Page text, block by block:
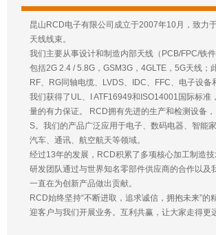
昆山RCD电子有限公司成立于2007年10月，致力
天线线束。
我们主要从事设计和制造内部天线（PCB/FPC/铁
包括2G 2.4 / 5.8G，GSM3G，4GLTE，5G天线；
RF、RG同轴电缆、LVDS、IDC、FFC、电子设备
我们获得了UL、I ATF16949和ISO14001国际标准
量的有力保证。 RCD拥有先进的生产和检测设备
S。我们的产品广泛应用于电子、数码电器、智能家
汽车、通讯、航空航天等领域。
经过13年的发展，RCD积累了多项核心加工制造
研发团队通过与世界知名零部件供应商的合作以及
一直在为创新产品做出贡献。
RCD始终坚持“不断进取，追求诚信，拥抱未来”的
迎客户与我们开展业务。互利共赢，让大家走得更